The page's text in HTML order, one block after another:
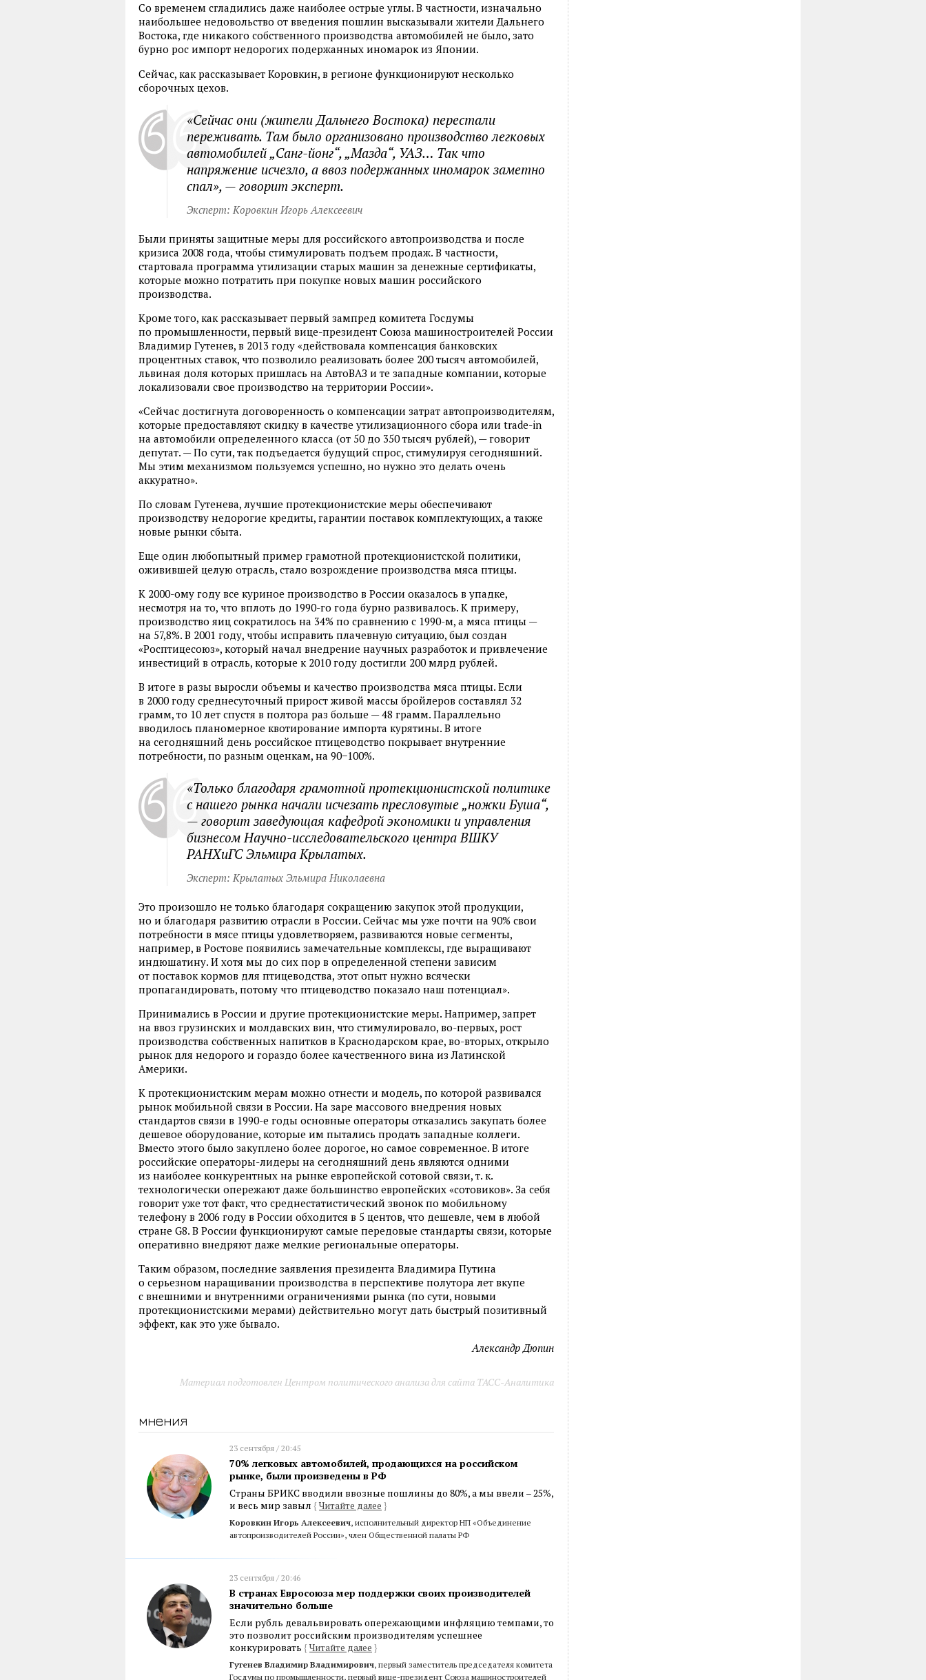
Со временем сгладились даже наиболее острые углы. В частности, изначально
наибольшее недовольство от введения пошлин высказывали жители Дальнего
Востока, где никакого собственного производства автомобилей не было, зато
бурно рос импорт недорогих подержанных иномарок из Японии.
Сейчас, как рассказывает Коровкин, в регионе функционируют несколько
сборочных цехов.
«Сейчас они (жители Дальнего Востока) перестали
переживать. Там было организовано производство легковых
автомобилей „Санг-йонг“, „Мазда“, УАЗ… Так что
напряжение исчезло, а ввоз подержанных иномарок заметно
спал», — говорит эксперт.
Эксперт: Коровкин Игорь Алексеевич
Были приняты защитные меры для российского автопроизводства и после
кризиса 2008 года, чтобы стимулировать подъем продаж. В частности,
стартовала программа утилизации старых машин за денежные сертификаты,
которые можно потратить при покупке новых машин российского
производства.
Кроме того, как рассказывает первый зампред комитета Госдумы
по промышленности, первый вице-президент Союза машиностроителей России
Владимир Гутенев, в 2013 году «действовала компенсация банковских
процентных ставок, что позволило реализовать более 200 тысяч автомобилей,
львиная доля которых пришлась на АвтоВАЗ и те западные компании, которые
локализовали свое производство на территории России».
«Сейчас достигнута договоренность о компенсации затрат автопроизводителям,
которые предоставляют скидку в качестве утилизационного сбора или trade-in
на автомобили определенного класса (от 50 до 350 тысяч рублей), — говорит
депутат. — По сути, так подъедается будущий спрос, стимулируя сегодняшний.
Мы этим механизмом пользуемся успешно, но нужно это делать очень
аккуратно».
По словам Гутенева, лучшие протекционистские меры обеспечивают
производству недорогие кредиты, гарантии поставок комплектующих, а также
новые рынки сбыта.
Еще один любопытный пример грамотной протекционистской политики,
оживившей целую отрасль, стало возрождение производства мяса птицы.
К 2000-ому году все куриное производство в России оказалось в упадке,
несмотря на то, что вплоть до 1990-го года бурно развивалось. К примеру,
производство яиц сократилось на 34% по сравнению с 1990-м, а мяса птицы —
на 57,8%. В 2001 году, чтобы исправить плачевную ситуацию, был создан
«Росптицесоюз», который начал внедрение научных разработок и привлечение
инвестиций в отрасль, которые к 2010 году достигли 200 млрд рублей.
В итоге в разы выросли объемы и качество производства мяса птицы. Если
в 2000 году среднесуточный прирост живой массы бройлеров составлял 32
грамм, то 10 лет спустя в полтора раз больше — 48 грамм. Параллельно
вводилось планомерное квотирование импорта курятины. В итоге
на сегодняшний день российское птицеводство покрывает внутренние
потребности, по разным оценкам, на 90−100%.
«Только благодаря грамотной протекционистской политике
с нашего рынка начали исчезать пресловутые „ножки Буша“,
— говорит заведующая кафедрой экономики и управления
бизнесом Научно-исследовательского центра ВШКУ
РАНХиГС Эльмира Крылатых.
Эксперт: Крылатых Эльмира Николаевна
Это произошло не только благодаря сокращению закупок этой продукции,
но и благодаря развитию отрасли в России. Сейчас мы уже почти на 90% свои
потребности в мясе птицы удовлетворяем, развиваются новые сегменты,
например, в Ростове появились замечательные комплексы, где выращивают
индюшатину. И хотя мы до сих пор в определенной степени зависим
от поставок кормов для птицеводства, этот опыт нужно всячески
пропагандировать, потому что птицеводство показало наш потенциал».
Принимались в России и другие протекционистские меры. Например, запрет
на ввоз грузинских и молдавских вин, что стимулировало, во-первых, рост
производства собственных напитков в Краснодарском крае, во-вторых, открыло
рынок для недорого и гораздо более качественного вина из Латинской
Америки.
К протекционистским мерам можно отнести и модель, по которой развивался
рынок мобильной связи в России. На заре массового внедрения новых
стандартов связи в 1990-е годы основные операторы отказались закупать более
дешевое оборудование, которые им пытались продать западные коллеги.
Вместо этого было закуплено более дорогое, но самое современное. В итоге
российские операторы-лидеры на сегодняшний день являются одними
из наиболее конкурентных на рынке европейской сотовой связи, т. к.
технологически опережают даже большинство европейских «сотовиков». За себя
говорит уже тот факт, что среднестатистический звонок по мобильному
телефону в 2006 году в России обходится в 5 центов, что дешевле, чем в любой
стране G8. В России функционируют самые передовые стандарты связи, которые
оперативно внедряют даже мелкие региональные операторы.
Таким образом, последние заявления президента Владимира Путина
о серьезном наращивании производства в перспективе полутора лет вкупе
с внешними и внутренними ограничениями рынка (по сути, новыми
протекционистскими мерами) действительно могут дать быстрый позитивный
эффект, как это уже бывало.
Александр Дюпин
Материал подготовлен Центром политического анализа для сайта ТАСС-Аналитика
мнения
23 сентября / 20:45
70% легковых автомобилей, продающихся на российском
рынке, были произведены в РФ
Страны БРИКС вводили ввозные пошлины до 80%, а мы ввели – 25%,
и весь мир завыл { Читайте далее }
Коровкин Игорь Алексеевич, исполнительный директор НП «Объединение
автопроизводителей России», член Общественной палаты РФ
23 сентября / 20:46
В странах Евросоюза мер поддержки своих производителей
значительно больше
Если рубль девальвировать опережающими инфляцию темпами, то
это позволит российским производителям успешнее
конкурировать { Читайте далее }
Гутенев Владимир Владимирович, первый заместитель председателя комитета
Госдумы по промышленности, первый вице-президент Союза машиностроителей